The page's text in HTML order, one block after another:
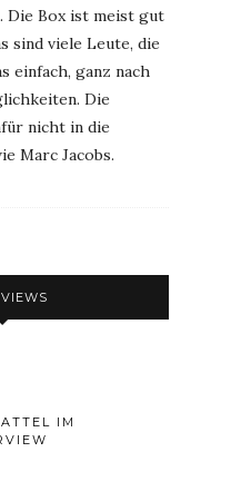
Die Box ist meist gut
sind viele Leute, die
einfach, ganz nach
Die
nicht in die
Marc Jacobs.
IM